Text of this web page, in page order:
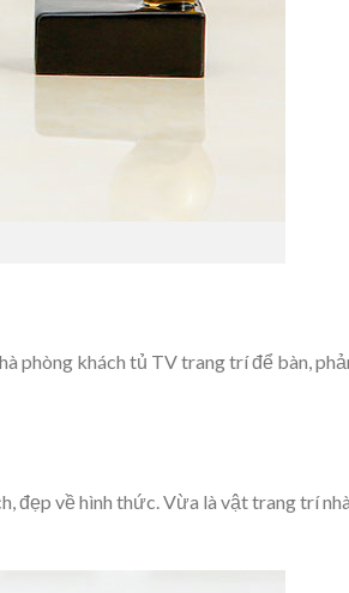
phòng khách tủ TV trang trí để bàn,
đẹp về hình thức. Vừa là vật trang trí